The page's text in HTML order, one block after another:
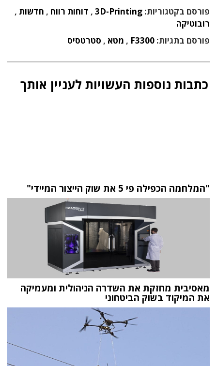
פורסם בקטגוריות: 3D-Printing
, דוחות רווח , חדשות ,
רובוטיקה
פורסם בתגיות: F3300
, מטא , סטרטסיס
כתבות נוספות העשויות לעניין אותך
"המלחמה הכפילה פי 5 את שוק הייצור המיידי"
מאסיבית מחזקת את השדרה הניהולית ומעמיקה
את המיקוד בשוק הביטחוני